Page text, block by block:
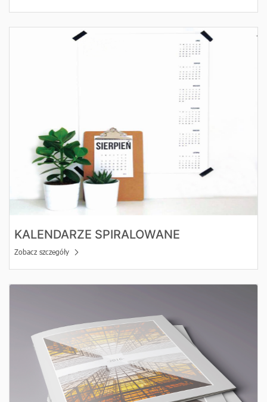
KALENDARZE SPIRALOWANE
Zobacz szczegóły
Zobacz szczegóły Kalendarze Spiralowane